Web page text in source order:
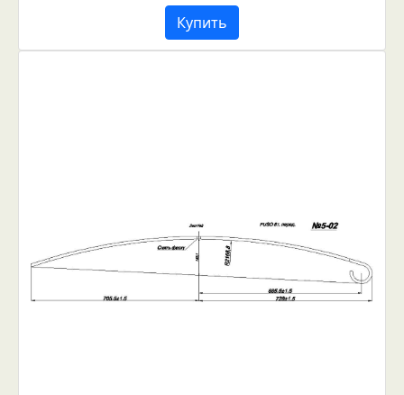
Купить